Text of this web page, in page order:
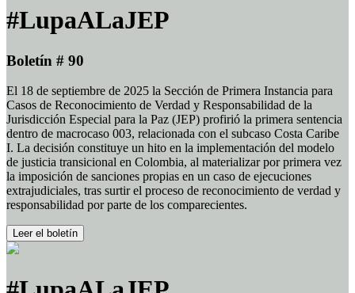
#LupaALaJEP
Boletín # 90
El 18 de septiembre de 2025 la Sección de Primera Instancia para
Casos de Reconocimiento de Verdad y Responsabilidad de la
Jurisdicción Especial para la Paz (JEP) profirió la primera sentencia
dentro de macrocaso 003, relacionada con el subcaso Costa Caribe
I. La decisión constituye un hito en la implementación del modelo
de justicia transicional en Colombia, al materializar por primera vez
la imposición de sanciones propias en un caso de ejecuciones
extrajudiciales, tras surtir el proceso de reconocimiento de verdad y
responsabilidad por parte de los comparecientes.
Leer el boletín